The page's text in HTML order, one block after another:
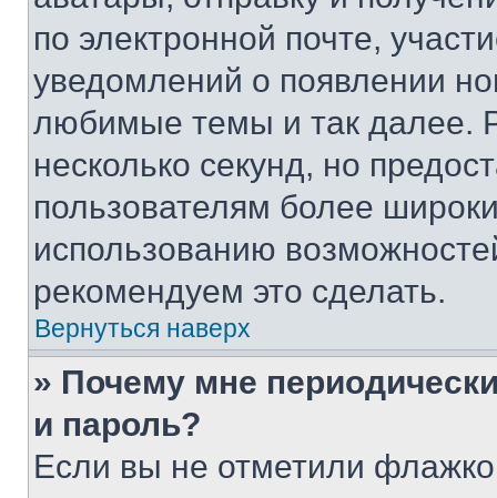
по электронной почте,
уведомлений о появлении
любимые темы и так далее.
несколько секунд, но
пользователям более
использованию
рекомендуем это сделать.
Вернуться наверх
» Почему мне
и пароль?
Если вы не отметили